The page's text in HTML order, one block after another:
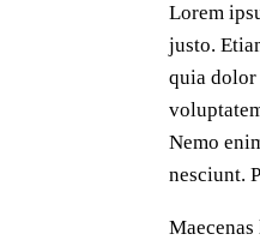
Lorem
justo.
quia dolor
Nemo
nesciunt.